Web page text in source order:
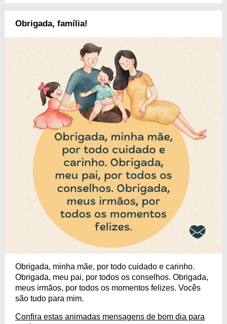
Obrigada, família!
Obrigada, minha mãe, por todo cuidado e carinho.
Obrigada, meu pai, por todos os conselhos. Obrigada,
meus irmãos, por todos os momentos felizes. Vocês
são tudo para mim.
Confira estas animadas mensagens de bom dia para